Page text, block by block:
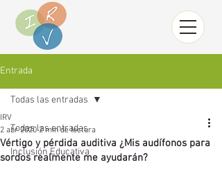
Entrada
Todas las entradas
Inclusión Educativa
Todas las entradas
Vértigo y pérdida auditiva ¿Mis audífonos para
sordos realmente me ayudarán?
IRV
2 abr 2020 2 min de lectura